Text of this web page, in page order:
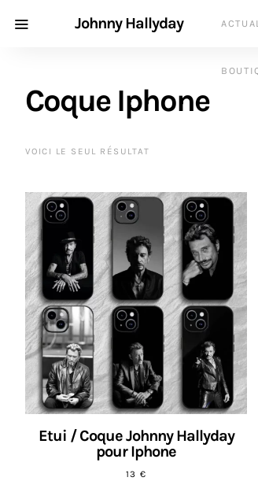
Johnny Hallyday
Coque Iphone
VOICI LE SEUL RÉSULTAT
Etui / Coque Johnny Hallyday
pour Iphone
13€